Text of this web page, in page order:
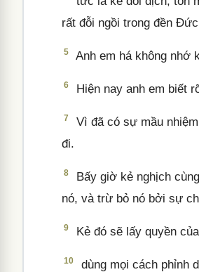
rất đỗi ngồi trong đền
5 Anh em há không nhớ
6 Hiện nay anh em biết
7
Vì đã có sự mầu
đi.
8
Bấy giờ kẻ nghịch
nó, và trừ bỏ nó bởi sự
9 Kẻ đó sẽ lấy quyền
10
dùng mọi cách phỉnh